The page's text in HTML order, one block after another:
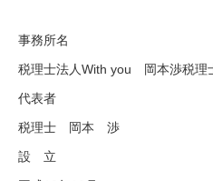
事務所名
税理士法人With you 岡本渉税理
代表者
税理士 岡本 渉
設 立